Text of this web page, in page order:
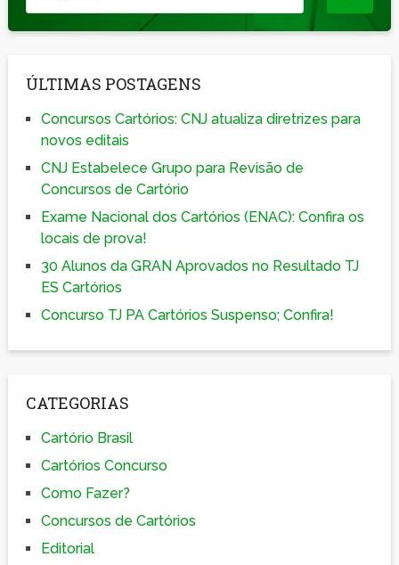
ÚLTIMAS POSTAGENS
Concursos Cartórios: CNJ atualiza diretrizes para
novos editais
CNJ Estabelece Grupo para Revisão de
Concursos de Cartório
Exame Nacional dos Cartórios (ENAC): Confira os
locais de prova!
30 Alunos da GRAN Aprovados no Resultado TJ
ES Cartórios
Concurso TJ PA Cartórios Suspenso; Confira!
CATEGORIAS
Cartório Brasil
Cartórios Concurso
Como Fazer?
Concursos de Cartórios
Editorial